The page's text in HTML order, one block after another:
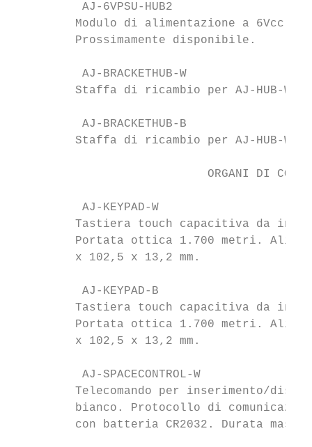
AJ-6VPSU-HUB2
Modulo di alimentazione a 6Vcc
         Prossimamente disponibile.
AJ-BRACKETHUB-W
Staffa di ricambio per AJ-HUB-W,
AJ-BRACKETHUB-B
Staffa di ricambio per AJ-HUB-W,
ORGANI DI
AJ-KEYPAD-W
Tastiera touch capacitiva da
Portata ottica 1.700 metri.
         x 102,5 x 13,2 mm.
AJ-KEYPAD-B
Tastiera touch capacitiva da
Portata ottica 1.700 metri.
         x 102,5 x 13,2 mm.
AJ-SPACECONTROL-W
Telecomando per inserimento/
bianco. Protocollo di
con batteria CR2032. Durata